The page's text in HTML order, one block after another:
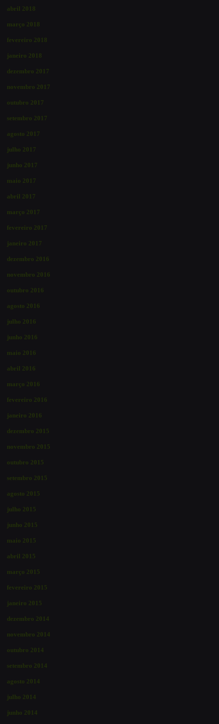
abril 2018
março 2018
fevereiro 2018
janeiro 2018
dezembro 2017
novembro 2017
outubro 2017
setembro 2017
agosto 2017
julho 2017
junho 2017
maio 2017
abril 2017
março 2017
fevereiro 2017
janeiro 2017
dezembro 2016
novembro 2016
outubro 2016
agosto 2016
julho 2016
junho 2016
maio 2016
abril 2016
março 2016
fevereiro 2016
janeiro 2016
dezembro 2015
novembro 2015
outubro 2015
setembro 2015
agosto 2015
julho 2015
junho 2015
maio 2015
abril 2015
março 2015
fevereiro 2015
janeiro 2015
dezembro 2014
novembro 2014
outubro 2014
setembro 2014
agosto 2014
julho 2014
junho 2014